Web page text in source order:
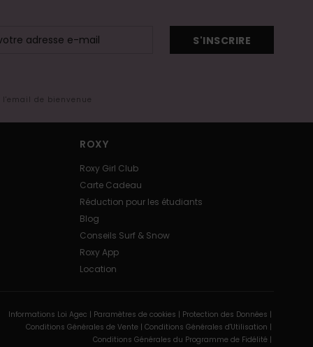
S'INSCRIRE
de bienvenue
ROXY
Roxy Girl Club
Carte Cadeau
Réduction pour les étudiants
Blog
Conseils Surf & Snow
Roxy App
Location
Informations Loi Agec | Paramètres de cookies | Protection des Données |
Conditions Générales de Vente | Conditions Générales d'Utilisation |
Conditions Générales du Programme de Fidélité |